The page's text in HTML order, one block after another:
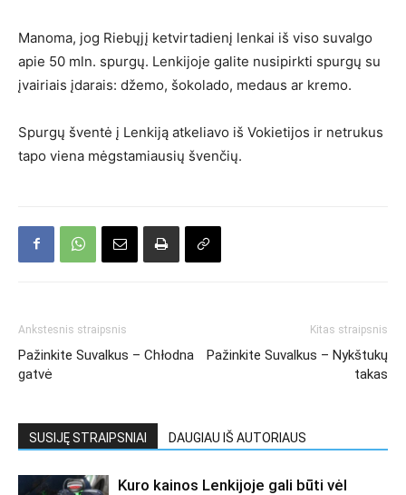
Manoma, jog Riebųjį ketvirtadienį lenkai iš viso suvalgo
apie 50 mln. spurgų. Lenkijoje galite nusipirkti spurgų su
įvairiais įdarais: džemo, šokolado, medaus ar kremo.
Spurgų šventė į Lenkiją atkeliavo iš Vokietijos ir netrukus
tapo viena mėgstamiausių švenčių.
Ankstesnis straipsnis
Pažinkite Suvalkus – Chłodna
gatvė
Kitas straipsnis
Pažinkite Suvalkus – Nykštukų
takas
SUSIJĘ STRAIPSNIAI DAUGIAU IŠ AUTORIAUS
Kuro kainos Lenkijoje gali būti vėl